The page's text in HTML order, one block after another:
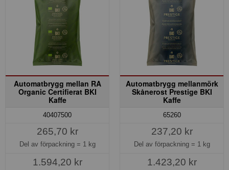
Automatbrygg mellan RA
Organic Certifierat BKI
Kaffe
40407500
265,70 kr
Del av förpackning = 1 kg
1.594,20 kr
Automatbrygg mellanmörk
Skånerost Prestige BKI
Kaffe
65260
237,20 kr
Del av förpackning = 1 kg
1.423,20 kr